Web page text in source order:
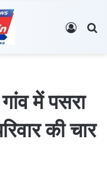
Log In
में पसरा
की चार